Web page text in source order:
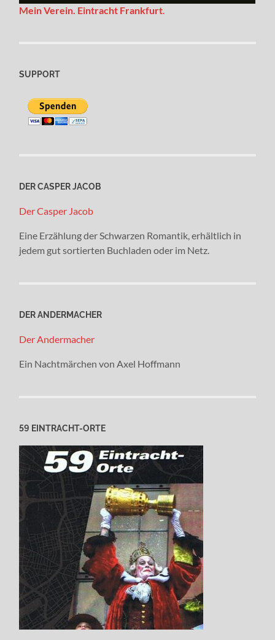
Mein Verein. Eintracht Frankfurt.
SUPPORT
DER CASPER JACOB
Der Casper Jacob
Eine Erzählung der Schwarzen Romantik, erhältlich in
jedem gut sortierten Buchladen oder im Netz.
DER ANDERMACHER
Der Andermacher
Ein Nachtmärchen von Axel Hoffmann
59 EINTRACHT-ORTE